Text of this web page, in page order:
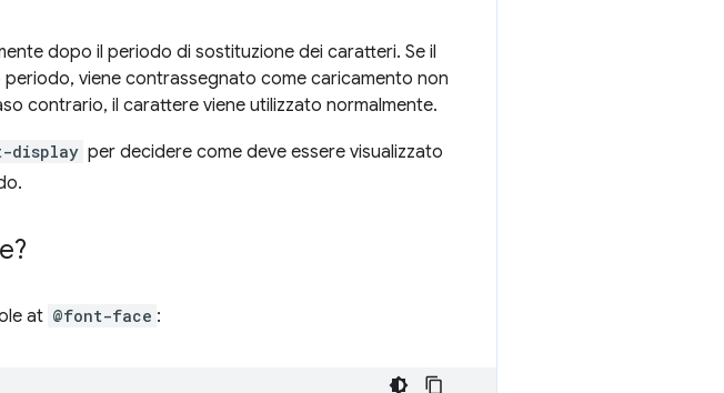
dopo il periodo di sostituzione dei caratteri. Se il
viene contrassegnato come caricamento non
contrario, il carattere viene utilizzato normalmente.
display per decidere come deve essere visualizzato
at @font-face :